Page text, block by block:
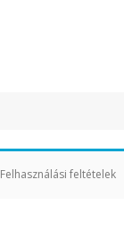
Felhasználási feltételek